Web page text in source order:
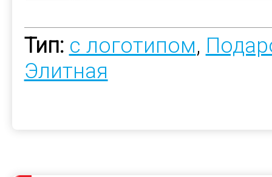
Тип: с логотипом,
Элитная